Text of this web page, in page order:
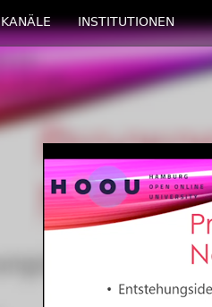
KANÄLE INSTITUTIONEN